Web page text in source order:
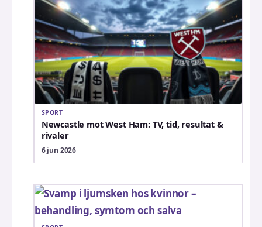
SPORT
Newcastle mot West Ham: TV, tid, resultat &
rivaler
6 jun 2026